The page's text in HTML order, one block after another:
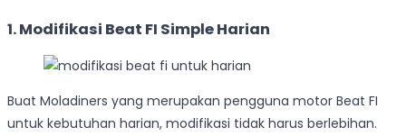
1. Modifikasi Beat FI Simple Harian
Buat Moladiners yang merupakan pengguna motor Beat FI
untuk kebutuhan harian, modifikasi tidak harus berlebihan.